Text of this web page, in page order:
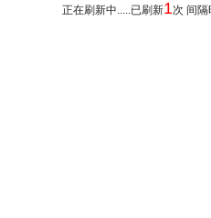
正在刷新中.....已刷新1次 间